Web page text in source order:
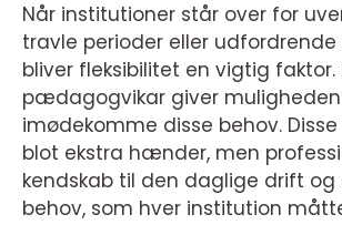
Når institutioner står over for
travle perioder eller
bliver fleksibilitet en vigtig faktor.
pædagogvikar giver
imødekomme disse behov. Disse
blot ekstra hænder, men
kendskab til den daglige drift og
behov, som hver institution